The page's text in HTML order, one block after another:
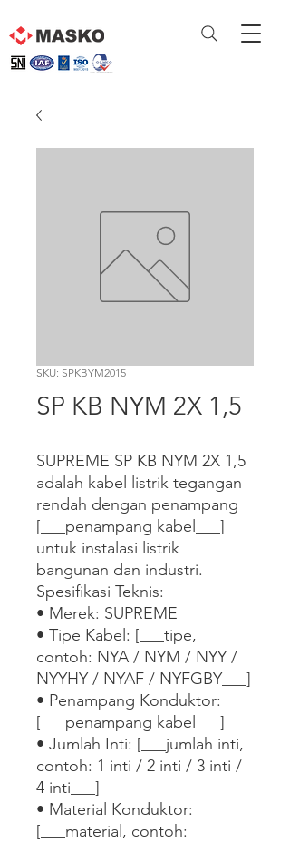
SKU: SPKBYM2015
SP KB NYM 2X 1,5
SUPREME SP KB NYM 2X 1,5
adalah kabel listrik tegangan
rendah dengan penampang
[___penampang kabel___]
untuk instalasi listrik
bangunan dan industri.
Spesifikasi Teknis:
• Merek: SUPREME
• Tipe Kabel: [___tipe,
contoh: NYA / NYM / NYY /
NYYHY / NYAF / NYFGBY___]
• Penampang Konduktor:
[___penampang kabel___]
• Jumlah Inti: [___jumlah inti,
contoh: 1 inti / 2 inti / 3 inti /
4 inti___]
• Material Konduktor:
[___material, contoh: